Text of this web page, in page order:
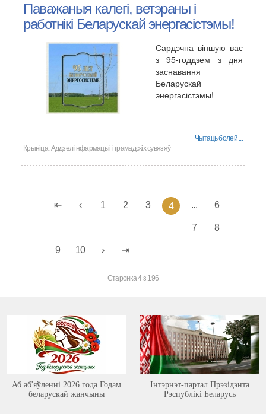
Паважаныя калегі, ветэраны і
работнікі Беларускай энергасістэмы!
Сардэчна віншую вас
з 95-годдзем з дня
заснавання
Беларускай
энергасістэмы!
Чытаць болей ...
Крыніца:Аддзел інфармацыі і грамадскіх сувязяў
1 2 3 4 ... 6
7 8
9 10
Старонка 4 з 196
Аб аб'яўленні 2026 года Годам
беларускай жанчыны
Інтэрнэт-партал Прэзідэнта
Рэспублікі Беларусь